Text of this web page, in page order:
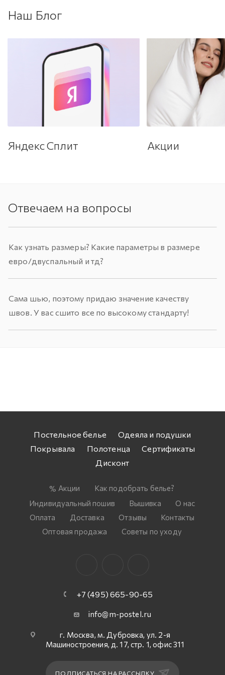
Наш Блог
Яндекс Сплит Акции
Отвечаем на вопросы
Как узнать размеры? Какие параметры в размере
евро/двуспальный и тд?
Сама шью, поэтому придаю значение качеству
швов. У вас сшито все по высокому стандарту!
Постельное белье
Одеяла и подушки
Покрывала
Полотенца
Сертификаты
Дисконт
Акции
Как подобрать белье?
Индивидуальный пошив
Вышивка
О нас
Оплата
Доставка Отзывы
Контакты
Оптовая продажа
Советы по уходу
+7 (495) 665-90-65
info@m-postel.ru
г. Москва, м. Дубровка, ул. 2-я
Машиностроения, д. 17, стр. 1, офис 311
ПОДПИСАТЬСЯ НА РАССЫЛКУ